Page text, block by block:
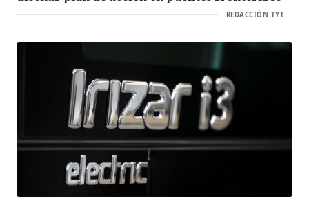
REDACCIÓN TYT